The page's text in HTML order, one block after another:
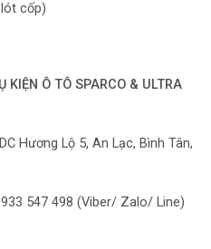
cốp)
KIỆN Ô TÔ SPARCO & ULTRA
Hương Lộ 5, An Lạc, Bình Tân,
547 498 (Viber/ Zalo/ Line)